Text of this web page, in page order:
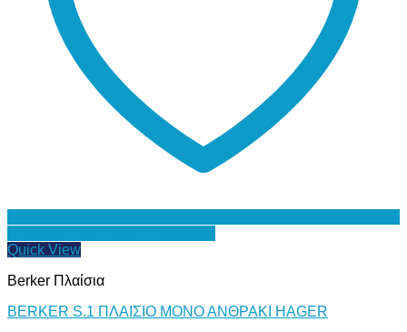
Quick View
Berker Πλαίσια
BERKER S.1 ΠΛΑΙΣΙΟ ΜΟΝΟ ΑΝΘΡΑΚΙ HAGER